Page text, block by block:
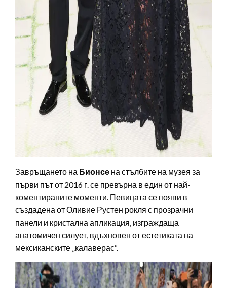
Завръщането на Бионсе на стълбите на музея за
първи път от 2016 г. се превърна в един от най-
коментираните моменти. Певицата се появи в
създадена от Оливие Рустен рокля с прозрачни
панели и кристална апликация, изграждаща
анатомичен силует, вдъхновен от естетиката на
мексиканските „калаверас“.